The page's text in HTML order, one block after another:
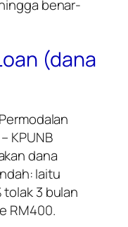
benar-
(dana
KPUNB
dana
Iaitu
3 bulan
RM400.